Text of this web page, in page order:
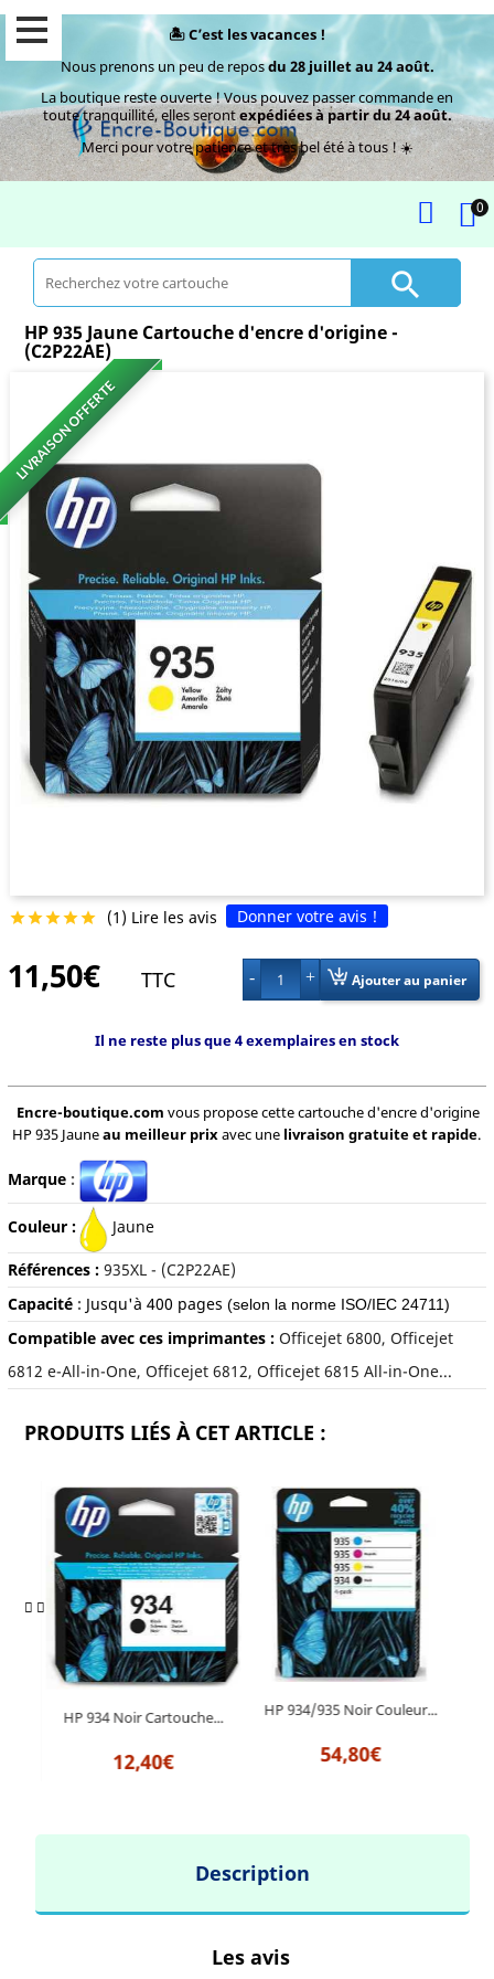
🏝️ C’est les vacances !
Nous prenons un peu de reposdu 28 juillet au 24 août.
La boutique reste ouverte ! Vous pouvez passer commande en
toute tranquillité, elles serontexpédiées à partir du 24 août.
Merci pour votre patience et très bel été à tous ! ☀️
0

HP 935 Jaune Cartouche d'encre d'origine -
(C2P22AE)
LIVRAISON OFFERTE
 (1) Lire les avis Donner votre avis !
11,50€ TTC 1 Ajouter au panier
Il ne reste plus que 4 exemplaires en stock
Encre-boutique.com vous propose cette cartouche d'encre d'origine
HP 935 Jauneau meilleur prixavec une livraison gratuite et rapide.
Marque:
Couleur : Jaune
Références : 935XL - (C2P22AE)
Capacité: Jusqu'à 400 pages (selon la norme ISO/IEC 24711)
Compatible avec ces imprimantes : Officejet 6800, Officejet
6812 e-All-in-One, Officejet 6812, Officejet 6815 All-in-One...
PRODUITS LIÉS À CET ARTICLE :
HP 934 Noir Cartouche...
12,40€
HP 934/935 Noir Couleur...
54,80€
Description
Les avis